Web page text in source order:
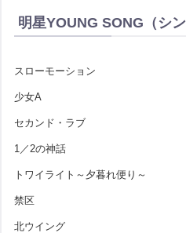
明星YOUNG SONG（シン
スローモーション
少女A
セカンド・ラブ
1／2の神話
トワイライト～夕暮れ便り～
禁区
北ウイング